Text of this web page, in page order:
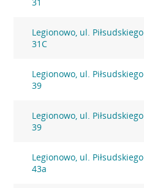
Legionowo, ul. Piłsudskiego
31C
Legionowo, ul. Piłsudskiego
39
Legionowo, ul. Piłsudskiego
39
Legionowo, ul. Piłsudskiego
43a